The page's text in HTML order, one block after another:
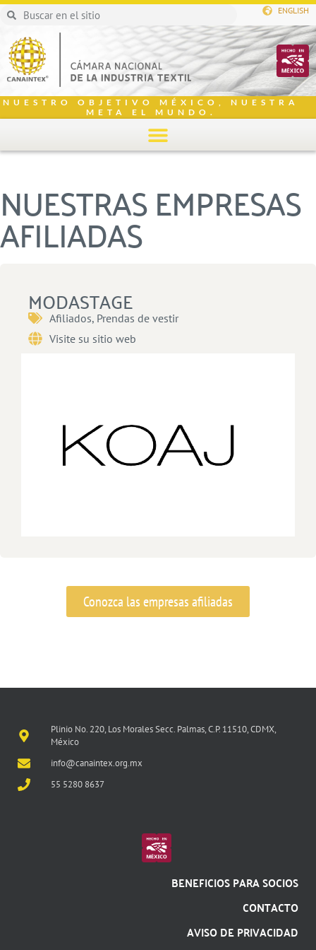
ENGLISH
NUESTRO OBJETIVO MÉXICO, NUESTRA
META EL MUNDO.
NUESTRAS EMPRESAS
AFILIADAS
MODASTAGE
Afiliados, Prendas de vestir
Visite su sitio web
Conozca las empresas afiliadas
Plinio No. 220, Los Morales Secc. Palmas, C.P. 11510, CDMX,
México
info@canaintex.org.mx
55 5280 8637
BENEFICIOS PARA SOCIOS
CONTACTO
AVISO DE PRIVACIDAD